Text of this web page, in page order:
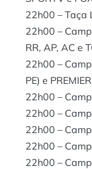
22h00 – Taça
22h00 –
RR, AP, AC e
22h00 –
PE) e
22h00 –
22h00 –
22h00 –
22h00 –
22h00 –